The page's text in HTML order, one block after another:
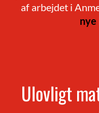
af arbejdet i
nye
Ulovligt